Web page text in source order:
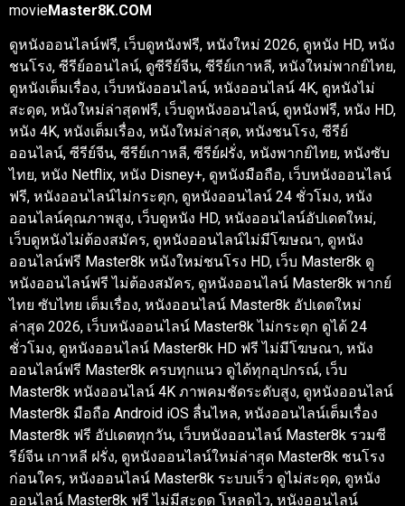
movieMaster8K.COM
ดูหนังออนไลน์ฟรี, เว็บดูหนังฟรี, หนังใหม่ 2026, ดูหนัง HD, หนัง
ชนโรง, ซีรีย์ออนไลน์, ดูซีรีย์จีน, ซีรีย์เกาหลี, หนังใหม่พากย์ไทย,
ดูหนังเต็มเรื่อง, เว็บหนังออนไลน์, หนังออนไลน์ 4K, ดูหนังไม่
สะดุด, หนังใหม่ล่าสุดฟรี, เว็บดูหนังออนไลน์, ดูหนังฟรี, หนัง HD,
หนัง 4K, หนังเต็มเรื่อง, หนังใหม่ล่าสุด, หนังชนโรง, ซีรีย์
ออนไลน์, ซีรีย์จีน, ซีรีย์เกาหลี, ซีรีย์ฝรั่ง, หนังพากย์ไทย, หนังซับ
ไทย, หนัง Netflix, หนัง Disney+, ดูหนังมือถือ, เว็บหนังออนไลน์
ฟรี, หนังออนไลน์ไม่กระตุก, ดูหนังออนไลน์ 24 ชั่วโมง, หนัง
ออนไลน์คุณภาพสูง, เว็บดูหนัง HD, หนังออนไลน์อัปเดตใหม่,
เว็บดูหนังไม่ต้องสมัคร, ดูหนังออนไลน์ไม่มีโฆษณา, ดูหนัง
ออนไลน์ฟรี Master8k หนังใหม่ชนโรง HD, เว็บ Master8k ดู
หนังออนไลน์ฟรี ไม่ต้องสมัคร, ดูหนังออนไลน์ Master8k พากย์
ไทย ซับไทย เต็มเรื่อง, หนังออนไลน์ Master8k อัปเดตใหม่
ล่าสุด 2026, เว็บหนังออนไลน์ Master8k ไม่กระตุก ดูได้ 24
ชั่วโมง, ดูหนังออนไลน์ Master8k HD ฟรี ไม่มีโฆษณา, หนัง
ออนไลน์ฟรี Master8k ครบทุกแนว ดูได้ทุกอุปกรณ์, เว็บ
Master8k หนังออนไลน์ 4K ภาพคมชัดระดับสูง, ดูหนังออนไลน์
Master8k มือถือ Android iOS ลื่นไหล, หนังออนไลน์เต็มเรื่อง
Master8k ฟรี อัปเดตทุกวัน, เว็บหนังออนไลน์ Master8k รวมซี
รีย์จีน เกาหลี ฝรั่ง, ดูหนังออนไลน์ใหม่ล่าสุด Master8k ชนโรง
ก่อนใคร, หนังออนไลน์ Master8k ระบบเร็ว ดูไม่สะดุด, ดูหนัง
ออนไลน์ Master8k ฟรี ไม่มีสะดุด โหลดไว, หนังออนไลน์